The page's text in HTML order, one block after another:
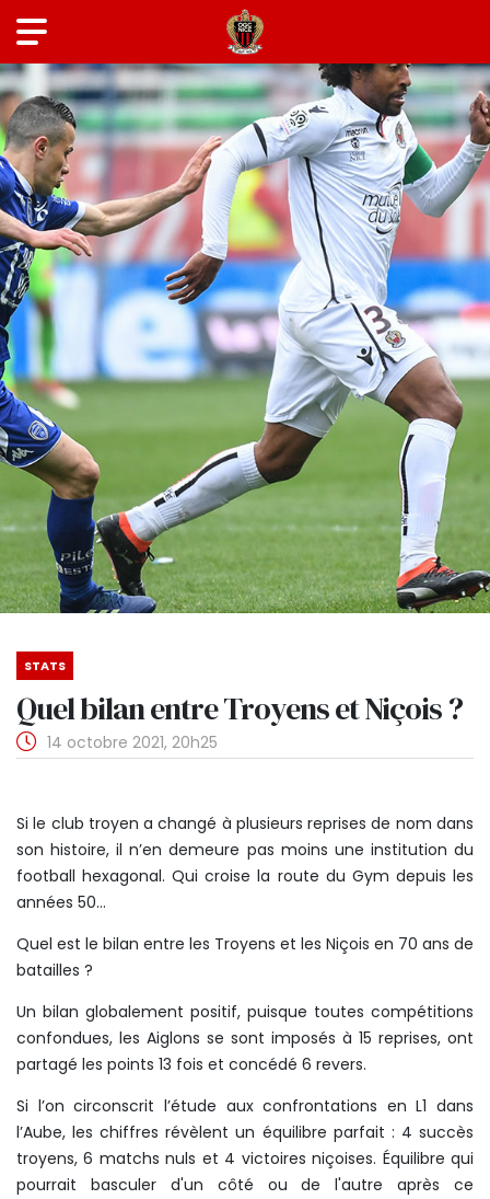
STATS
Quel bilan entre Troyens et Niçois ?
14 octobre 2021, 20h25
Si le club troyen a changé à plusieurs reprises de nom dans
son histoire, il n’en demeure pas moins une institution du
football hexagonal. Qui croise la route du Gym depuis les
années 50…
Quel est le bilan entre les Troyens et les Niçois en 70 ans de
batailles ?
Un bilan globalement positif, puisque toutes compétitions
confondues, les Aiglons se sont imposés à 15 reprises, ont
partagé les points 13 fois et concédé 6 revers.
Si l’on circonscrit l’étude aux confrontations en L1 dans
l’Aube, les chiffres révèlent un équilibre parfait : 4 succès
troyens, 6 matchs nuls et 4 victoires niçoises. Équilibre qui
pourrait basculer d'un côté ou de l'autre après ce